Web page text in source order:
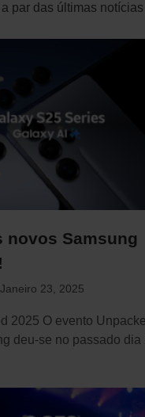
par das últimas
novos Samsung
Janeiro 23, 2025
2025 O evento
deu-se no passado dia